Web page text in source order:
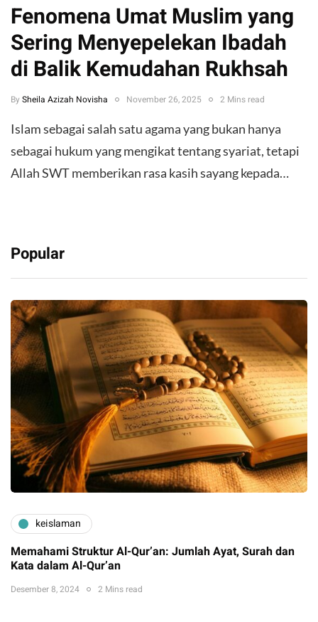
Fenomena Umat Muslim yang
Sering Menyepelekan Ibadah
di Balik Kemudahan Rukhsah
By Sheila Azizah Novisha November 26, 2025 2 Mins read
Islam sebagai salah satu agama yang bukan hanya
sebagai hukum yang mengikat tentang syariat, tetapi
Allah SWT memberikan rasa kasih sayang kepada…
Popular
keislaman
Memahami Struktur Al-Qur’an: Jumlah Ayat, Surah dan
Kata dalam Al-Qur’an
Desember 8, 2024 2 Mins read